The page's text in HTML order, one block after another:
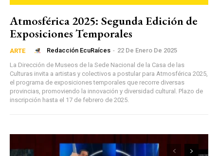
Atmosférica 2025: Segunda Edición de
Exposiciones Temporales
ARTE Redacción EcuRaíces - 22 De Enero De 2025
La Dirección de Museos de la Sede Nacional de la Casa de las
Culturas invita a artistas y colectivos a postular para Atmosférica 2025,
el programa de exposiciones temporales que recorre diversas
provincias, promoviendo la innovación y diversidad cultural. Plazo de
inscripción hasta el 17 de febrero de 2025.